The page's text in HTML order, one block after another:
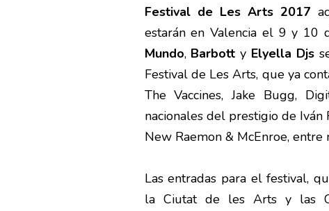
Festival de Les Arts 2017
estarán en Valencia el 9 y 10
Mundo, Barbott y Elyella Djs
Festival de Les Arts, que ya
The Vaccines, Jake Bugg,
nacionales del prestigio de Iván
New Raemon & McEnroe, entre
Las entradas para el festival,
la Ciutat de les Arts y las